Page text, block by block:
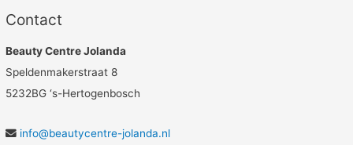
Contact
Beauty Centre Jolanda
Speldenmakerstraat 8
5232BG ‘s-Hertogenbosch
info@beautycentre-jolanda.nl